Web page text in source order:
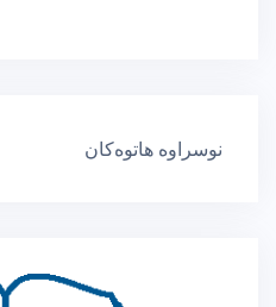
نوسراوە هاتوەکان